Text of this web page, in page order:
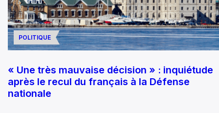
POLITIQUE
« Une très mauvaise décision » : inquiétude
après le recul du français à la Défense
nationale